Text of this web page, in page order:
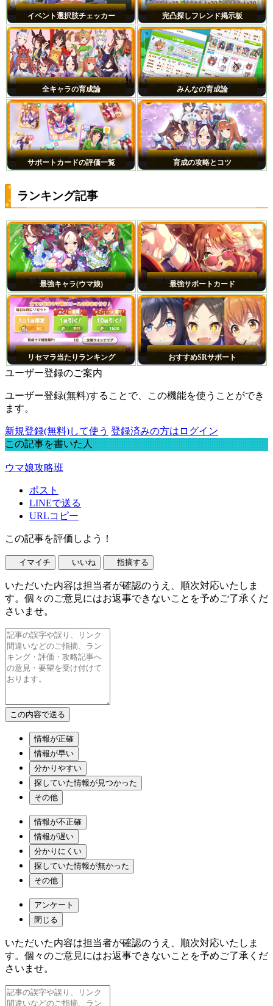
イベント選択肢チェッカー 完凸探しフレンド掲示板
全キャラの育成論 みんなの育成論
サポートカードの評価一覧 育成の攻略とコツ
ランキング記事
最強キャラ(ウマ娘) 最強サポートカード
リセマラ当たりランキング おすすめSRサポート
ユーザー登録のご案内
ユーザー登録(無料)することで、この機能を使うことができ
ます。
新規登録(無料)して使う 登録済みの方はログイン
この記事を書いた人
ウマ娘攻略班
ポスト
LINEで送る
URLコピー
この記事を評価しよう！
イマイチ いいね 指摘する
いただいた内容は担当者が確認のうえ、順次対応いたしま
す。個々のご意見にはお返事できないことを予めご了承くだ
さいませ。
情報が正確
情報が早い
分かりやすい
探していた情報が見つかった
その他
情報が不正確
情報が遅い
分かりにくい
探していた情報が無かった
その他
アンケート
閉じる
いただいた内容は担当者が確認のうえ、順次対応いたしま
す。個々のご意見にはお返事できないことを予めご了承くだ
さいませ。